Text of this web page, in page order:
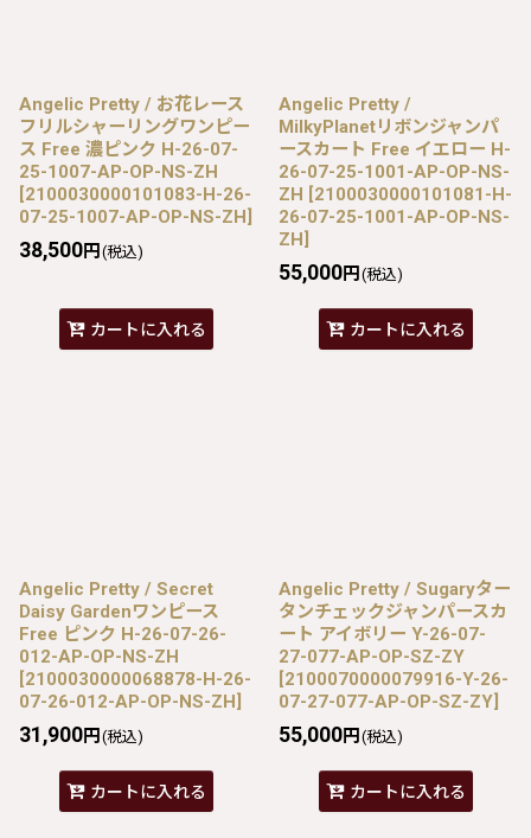
Angelic Pretty / お花レース
フリルシャーリングワンピー
ス Free 濃ピンク H-26-07-
25-1007-AP-OP-NS-ZH
[2100030000101083-H-26-
07-25-1007-AP-OP-NS-ZH]
38,500円 (税込)
カートに入れる
Angelic Pretty /
MilkyPlanetリボンジャンパ
ースカート Free イエロー H-
26-07-25-1001-AP-OP-NS-
ZH [2100030000101081-H-
26-07-25-1001-AP-OP-NS-
ZH]
55,000円 (税込)
カートに入れる
Angelic Pretty / Secret
Daisy Gardenワンピース
Free ピンク H-26-07-26-
012-AP-OP-NS-ZH
[2100030000068878-H-26-
07-26-012-AP-OP-NS-ZH]
31,900円 (税込)
カートに入れる
Angelic Pretty / Sugaryター
タンチェックジャンパースカ
ート アイボリー Y-26-07-
27-077-AP-OP-SZ-ZY
[2100070000079916-Y-26-
07-27-077-AP-OP-SZ-ZY]
55,000円 (税込)
カートに入れる